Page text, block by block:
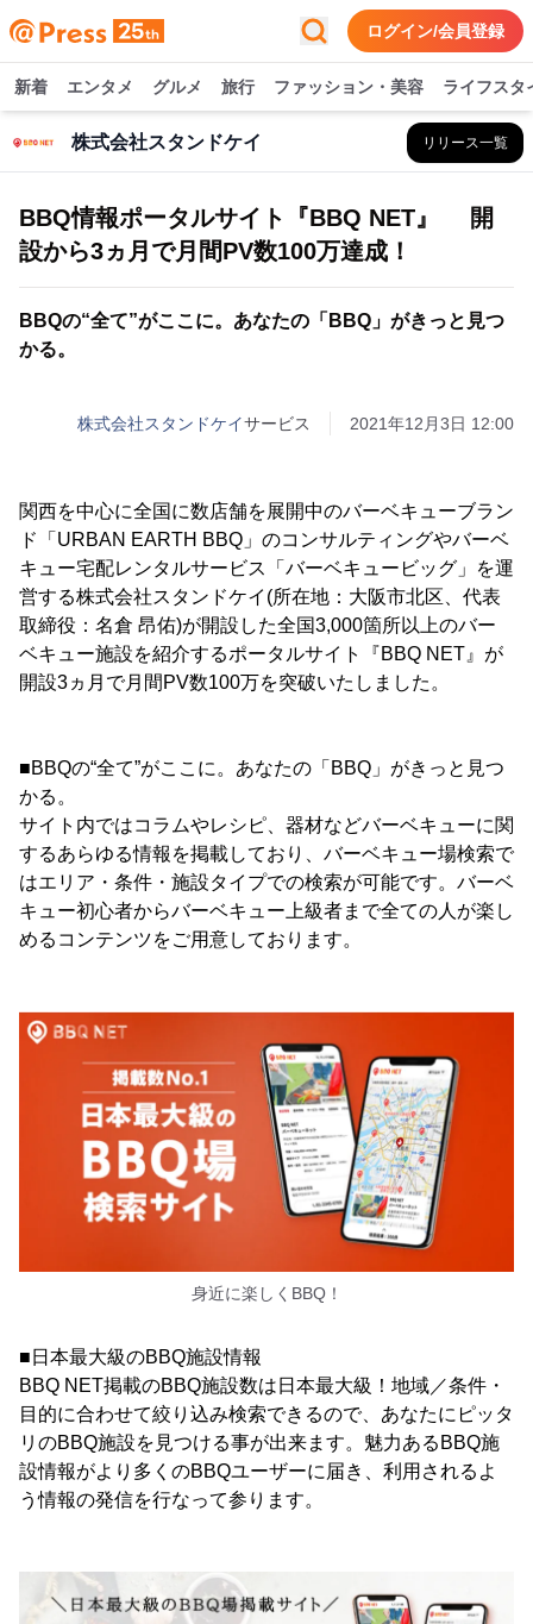
ログイン/会員登録
新着 エンタメ グルメ 旅行 ファッション・美容 ライフスタ
株式会社スタンドケイ リリース一覧
BBQ情報ポータルサイト『BBQ NET』 開
設から3ヵ月で月間PV数100万達成！
BBQの“全て”がここに。あなたの「BBQ」がきっと見つ
かる。
株式会社スタンドケイサービス 2021年12月3日 12:00
関西を中心に全国に数店舗を展開中のバーベキューブラン
ド「URBAN EARTH BBQ」のコンサルティングやバーベ
キュー宅配レンタルサービス「バーベキュービッグ」を運
営する株式会社スタンドケイ(所在地：大阪市北区、代表
取締役：名倉 昂佑)が開設した全国3,000箇所以上のバー
ベキュー施設を紹介するポータルサイト『BBQ NET』が
開設3ヵ月で月間PV数100万を突破いたしました。
■BBQの“全て”がここに。あなたの「BBQ」がきっと見つ
かる。
サイト内ではコラムやレシピ、器材などバーベキューに関
するあらゆる情報を掲載しており、バーベキュー場検索で
はエリア・条件・施設タイプでの検索が可能です。バーベ
キュー初心者からバーベキュー上級者まで全ての人が楽し
めるコンテンツをご用意しております。
身近に楽しくBBQ！
■日本最大級のBBQ施設情報
BBQ NET掲載のBBQ施設数は日本最大級！地域／条件・
目的に合わせて絞り込み検索できるので、あなたにピッタ
リのBBQ施設を見つける事が出来ます。魅力あるBBQ施
設情報がより多くのBBQユーザーに届き、利用されるよ
う情報の発信を行なって参ります。